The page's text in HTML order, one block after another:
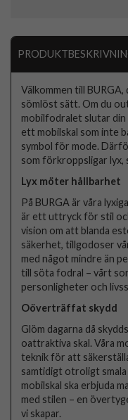
Välkommen till
sömlöst sätt. Om du
mobilfodralet slutar din
ett mobilskal som inte
symbol för mode.
som förkroppsligar lyx,
Lyx möter hållbarhet
På BURGA är våra
är ett uttryck för stil
vision om att blanda
säkerhet, tillgodoser
med något mindre än
till söta fodral – vårt
personligheter och
Oöverträffat skydd
Glöm dagarna då
oattraktiva skal. Våra
teknik för att
samtidigt otroligt
mobilskal ska erbjuda
med stilen – en
vi skapar.